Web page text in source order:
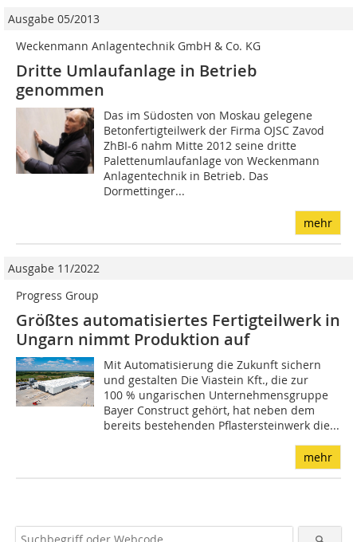
Ausgabe 05/2013
Weckenmann Anlagentechnik GmbH & Co. KG
Dritte Umlaufanlage in Betrieb
genommen
Das im Südosten von Moskau gelegene
Betonfertigteilwerk der Firma OJSC Zavod
ZhBI-6 nahm Mitte 2012 seine dritte
Palettenumlaufanlage von Weckenmann
Anlagentechnik in Betrieb. Das
Dormettinger...
mehr
Ausgabe 11/2022
Progress Group
Größtes automatisiertes Fertigteilwerk in
Ungarn nimmt Produktion auf
Mit Automatisierung die Zukunft sichern
und gestalten Die Viastein Kft., die zur
100 % ungarischen Unternehmensgruppe
Bayer Construct gehört, hat neben dem
bereits bestehenden Pflastersteinwerk die...
mehr